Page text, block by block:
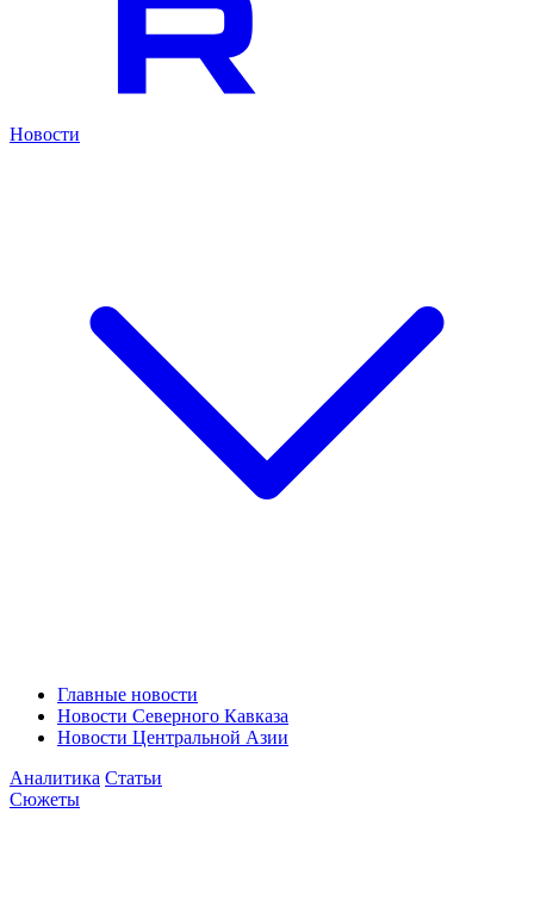
Новости
Главные новости
Новости Северного Кавказа
Новости Центральной Азии
Аналитика Статьи
Сюжеты